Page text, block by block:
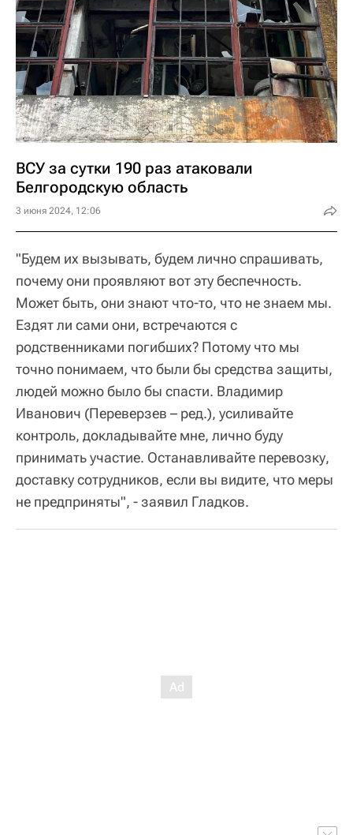
ВСУ за сутки 190 раз атаковали
Белгородскую область
3 июня 2024, 12:06
"Будем их вызывать, будем лично спрашивать,
почему они проявляют вот эту беспечность.
Может быть, они знают что-то, что не знаем мы.
Ездят ли сами они, встречаются с
родственниками погибших? Потому что мы
точно понимаем, что были бы средства защиты,
людей можно было бы спасти. Владимир
Иванович (Переверзев – ред.), усиливайте
контроль, докладывайте мне, лично буду
принимать участие. Останавливайте перевозку,
доставку сотрудников, если вы видите, что меры
не предприняты", - заявил Гладков.